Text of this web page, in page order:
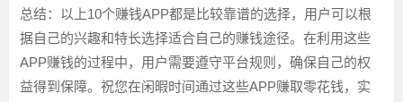
总结：以上10个赚钱APP都是比较靠谱的选择，用户可以根
据自己的兴趣和特长选择适合自己的赚钱途径。在利用这些
APP赚钱的过程中，用户需要遵守平台规则，确保自己的权
益得到保障。祝您在闲暇时间通过这些APP赚取零花钱，实